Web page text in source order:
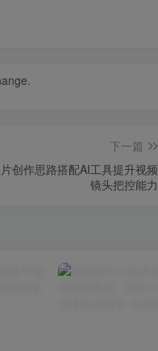
下一篇
创作思路搭配AI工具提升视频
镜头把控能力